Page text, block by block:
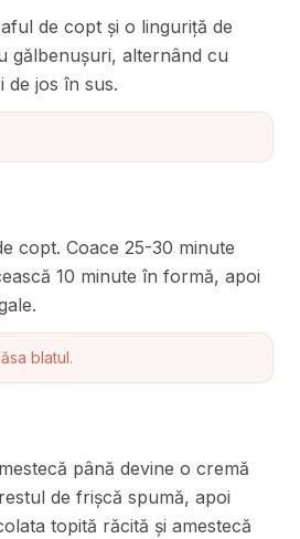
de copt și o linguriță de
gălbenușuri, alternând cu
de jos în sus.
copt. Coace 25-30 minute
10 minute în formă, apoi
blatul.
până devine o cremă
de frișcă spumă, apoi
topită răcită și amestecă